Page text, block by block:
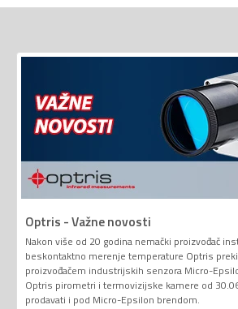
Optris - Važne novosti
Nakon više od 20 godina nemački proizvođač
beskontaktno merenje temperature Optris
proizvođačem industrijskih senzora Micro-
Optris pirometri i termovizijske kamere od
prodavati i pod Micro-Epsilon brendom.